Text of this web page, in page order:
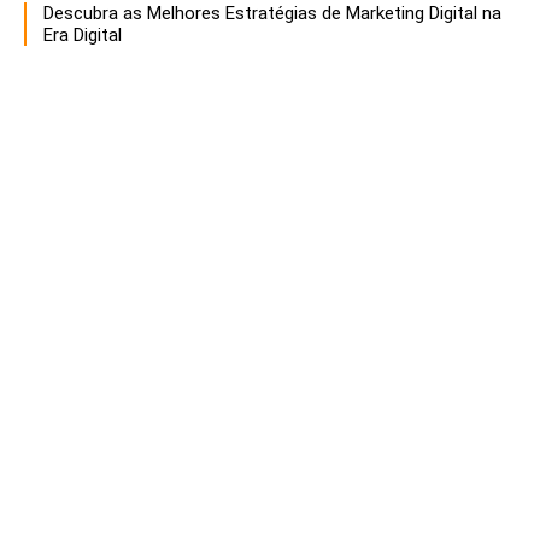
Descubra as Melhores Estratégias de Marketing Digital na
Era Digital